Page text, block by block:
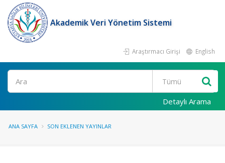
Akademik Veri Yönetim Sistemi
Araştırmacı Girişi English
Ara
Detaylı Arama
ANA SAYFA SON EKLENEN YAYINLAR